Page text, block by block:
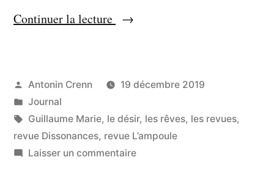
Continuer la lecture « Être
être
lui,
c’est
Publié
par
Antonin Crenn
19 décembre 2019
Publié
dans
Journal
Étiquettes :
Guillaume Marie, le désir, les rêves, les revues,
revue Dissonances, revue L’ampoule
Laisser un commentairesur